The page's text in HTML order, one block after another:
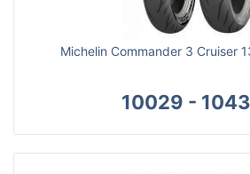
Michelin Commander 3 Cruiser
10029 -